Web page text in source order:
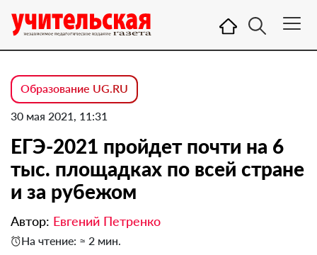
Образование UG.RU
30 мая 2021, 11:31
ЕГЭ-2021 пройдет почти на 6
тыс. площадках по всей стране
и за рубежом
Автор: Евгений Петренко
На чтение: ≈ 2 мин.